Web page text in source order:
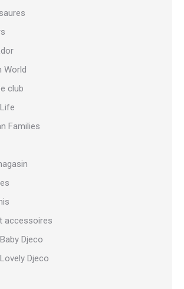
World
club
Families
accessoires
Djeco
Djeco